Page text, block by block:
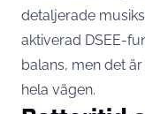
detaljerade
aktiverad DSEE-
balans, men det
hela vägen.